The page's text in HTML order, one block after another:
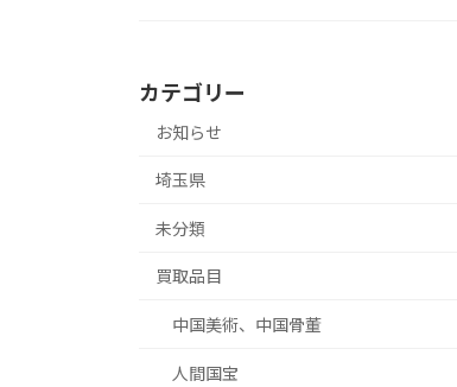
カテゴリー
お知らせ
埼玉県
未分類
買取品目
中国美術、中国骨董
人間国宝